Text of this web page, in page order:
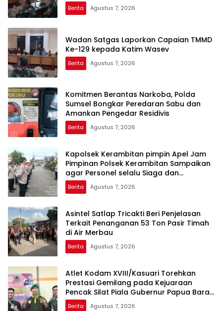
Berita Agustus 7, 2026
Wadan Satgas Laporkan Capaian TMMD
Ke-129 kepada Katim Wasev
Berita Agustus 7, 2026
Komitmen Berantas Narkoba, Polda
Sumsel Bongkar Peredaran Sabu dan
Amankan Pengedar Residivis
Berita Agustus 7, 2026
Kapolsek Kerambitan pimpin Apel Jam
Pimpinan Polsek Kerambitan Sampaikan
agar Personel selalu Siaga dan
Tanggap terhadap Perkembangan
Situasi
Berita Agustus 7, 2026
Asintel Satlap Tricakti Beri Penjelasan
Terkait Penanganan 53 Ton Pasir Timah
di Air Merbau
Berita Agustus 7, 2026
Atlet Kodam XVIII/Kasuari Torehkan
Prestasi Gemilang pada Kejuaraan
Pencak Silat Piala Gubernur Papua Barat
Daya 2026
Berita Agustus 7, 2026